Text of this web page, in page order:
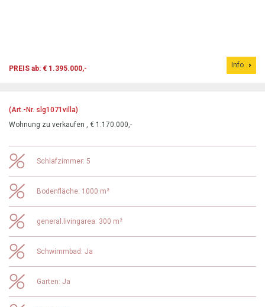
PREIS ab: € 1.395.000,- Info
(Art.-Nr. slg1071villa)
Wohnung zu verkaufen , € 1.170.000,-
Schlafzimmer: 5
Bodenfläche: 1000 m²
general.livingarea: 300 m²
Schwimmbad: Ja
Garten: Ja